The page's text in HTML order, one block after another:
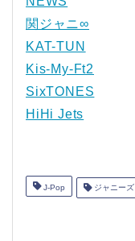
関ジャニ∞
KAT-TUN
Kis-My-Ft2
SixTONES
HiHi Jets
J-Pop ジャニーズ